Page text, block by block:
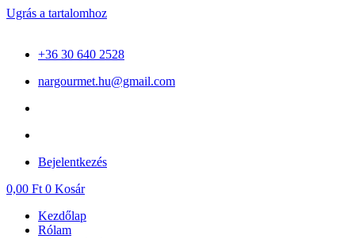
Ugrás a tartalomhoz
+36 30 640 2528
nargourmet.hu@gmail.com
Bejelentkezés
0,00 Ft 0 Kosár
Kezdőlap
Rólam